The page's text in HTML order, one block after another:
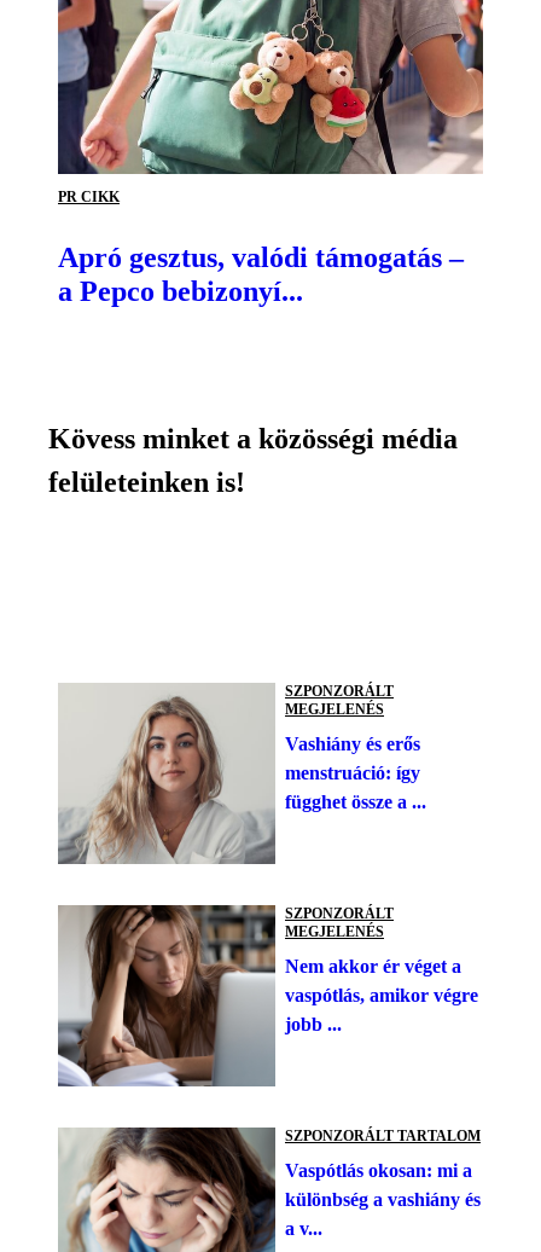
PR CIKK
Apró gesztus, valódi támogatás –
a Pepco bebizonyí...
Kövess minket a közösségi média
felületeinken is!
SZPONZORÁLT
MEGJELENÉS
Vashiány és erős
menstruáció: így
függhet össze a ...
SZPONZORÁLT
MEGJELENÉS
Nem akkor ér véget a
vaspótlás, amikor végre
jobb ...
SZPONZORÁLT TARTALOM
Vaspótlás okosan: mi a
különbség a vashiány és
a v...